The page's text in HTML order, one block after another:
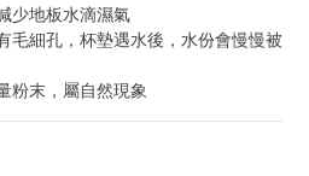
少地板水滴濕氣
毛細孔，杯墊遇水後，水份會慢慢被
粉末，屬自然現象